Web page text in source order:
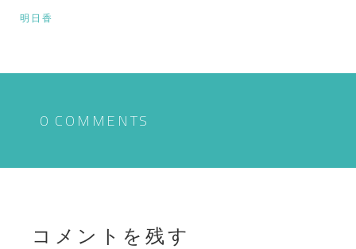
投
ナ
シ
明日香
0 COMMENTS
コメントを残す